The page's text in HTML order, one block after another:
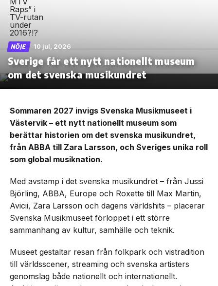
NÖJE 10 jul, 2026
Sverige får ett nytt nationellt museum
om det svenska musikundret
Sommaren 2027 invigs Svenska Musikmuseet i
Västervik – ett nytt nationellt museum som
berättar historien om det svenska musikundret,
från ABBA till Zara Larsson, och Sveriges unika roll
som global musiknation.
Med avstamp i det svenska musikundret – från Jussi
Björling, ABBA, Europe och Roxette till Max Martin,
Avicii, Zara Larsson och dagens världshits – placerar
Svenska Musikmuseet förloppet i ett större
sammanhang av kultur, samhälle och teknik.
Museet gestaltar resan från folkpark och vistradition
till världsscener, streaming och svenska artisters
genomslag både nationellt och internationellt.